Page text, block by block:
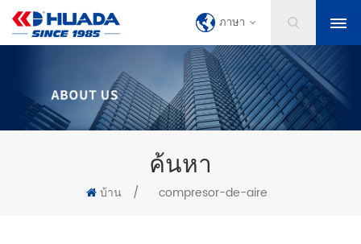
ภาษา
ค้นหา
บ้าน / compresor-de-aire